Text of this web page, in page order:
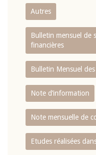
Autres
Bulletin mensuel de
financières
Bulletin Mensuel
Note d’information
Note mensuelle de
Etudes réalisées